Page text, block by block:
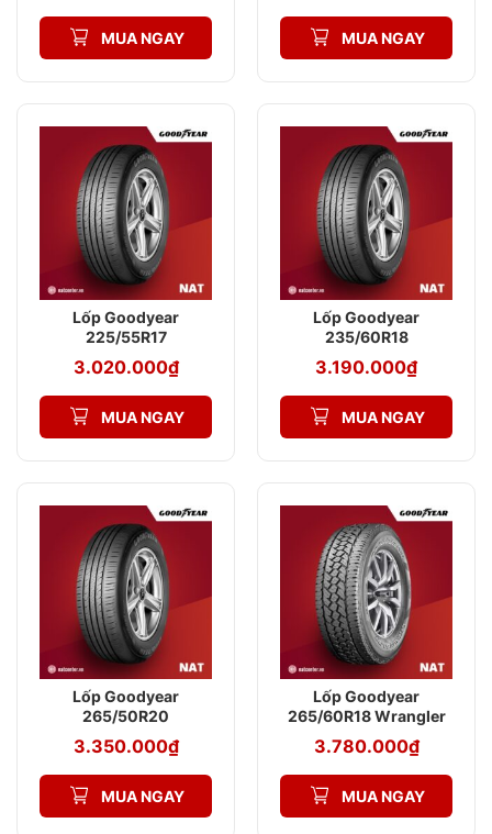
MUA NGAY MUA NGAY
Lốp Goodyear
225/55R17
EfficientGrip
Performance SUV
3.020.000₫
MUA NGAY
Lốp Goodyear
235/60R18
EfficientGrip
Performance SUV
3.190.000₫
MUA NGAY
Lốp Goodyear
265/50R20
EfficientGrip
Performance SUV
3.350.000₫
MUA NGAY
Lốp Goodyear
265/60R18 Wrangler
AT SilentTrac
3.780.000₫
MUA NGAY